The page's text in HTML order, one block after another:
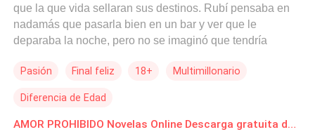
que la que vida sellaran sus destinos. Rubí pensaba en
nadamás que pasarla bien en un bar y ver que le
deparaba la noche, pero no se imaginó que tendría
noche anterior. Muchos menos pensó que ese hombre
Pasión Final feliz 18+ Multimillonario
Diferencia de Edad
AMOR PROHIBIDO Novelas Online Descarga gratuita de PDF